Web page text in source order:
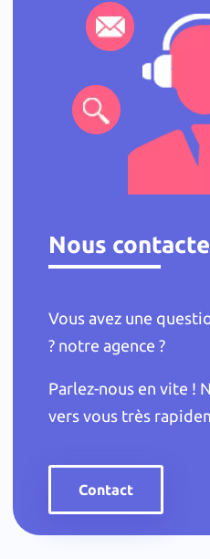
Nous
Vous avez une
? notre agence ?
Parlez-nous en vite !
vers vous très
Contact